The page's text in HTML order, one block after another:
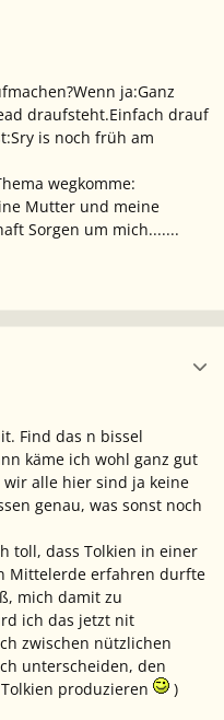
ja:Ganz
draufsteht.Einfach drauf
is noch früh am
wegkomme:
Mutter und meine
Sorgen um mich.......
Find das n bissel
käme ich wohl ganz gut
wir alle hier sind ja keine
genau, was sonst noch
toll, dass Tolkien in einer
Mittelerde erfahren durfte
mich damit zu
ich das jetzt nit
zwischen nützlichen
unterscheiden, den
produzieren
)